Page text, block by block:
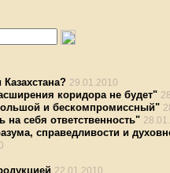
29.01.2010
коридора не будет"
и бескомпромиссный"
себя ответственность"
справедливости и
22.01.2010